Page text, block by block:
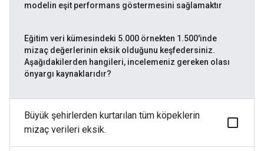
modelin eşit performans göstermesini sağlamaktır
Eğitim veri kümesindeki 5.000 örnekten 1.500'inde
mizaç değerlerinin eksik olduğunu keşfedersiniz.
Aşağıdakilerden hangileri, incelemeniz gereken olası
önyargı kaynaklarıdır?
Büyük şehirlerden kurtarılan tüm köpeklerin
mizaç verileri eksik.